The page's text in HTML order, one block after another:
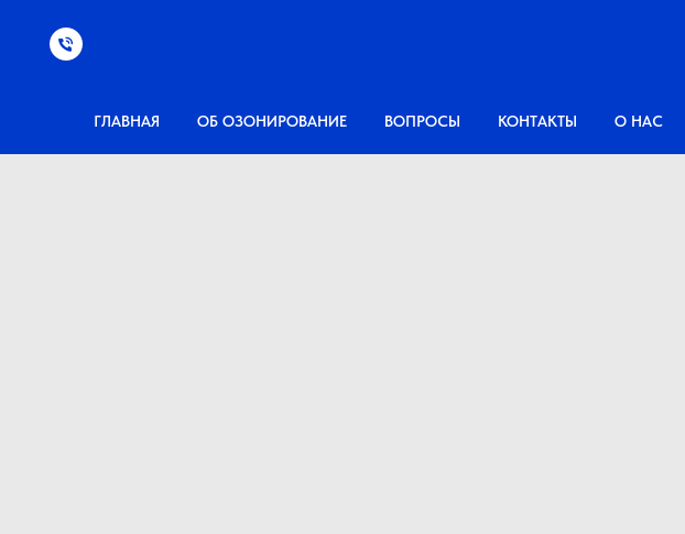
ГЛАВНАЯ ОБ ОЗОНИРОВАНИЕ ВОПРОСЫ КОНТАКТЫ О НАС